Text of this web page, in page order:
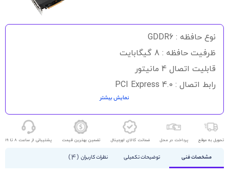
نوع حافظه : GDDR6
ظرفیت حافظه : 8 گیگابایت
قابلیت اتصال 4 مانیتور
رابط اتصال : PCI Express 4.0
نمایش بیشتر
تحویل به موقع پرداخت در محل ضمانت کالای اورجینال تضمین بهترین قیمت پشتیبانی از ساعت 8 تا 19
مشخصات فنی توضیحات تکمیلی نظرات کاربران 4